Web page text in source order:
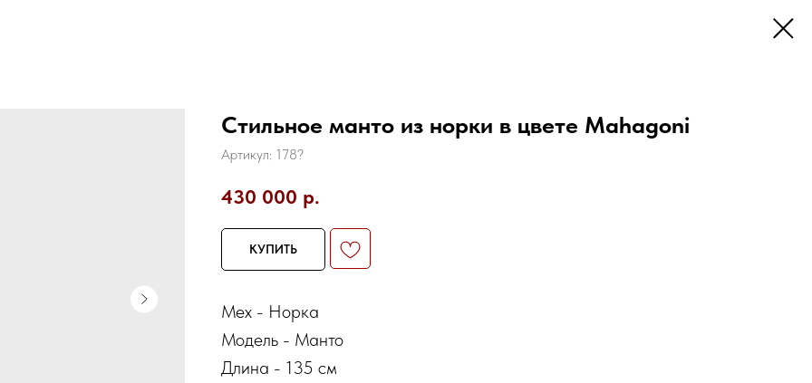
Стильное манто из норки в цвете Mahagoni
Артикул: 178?
430 000 р.
КУПИТЬ
Мех - Норка
Модель - Манто
Длина - 135 см